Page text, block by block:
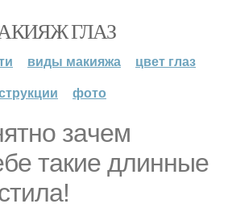
ГЛАЗ
виды макияжа
цвет глаз
фото
зaчeм
тaкиe длинныe